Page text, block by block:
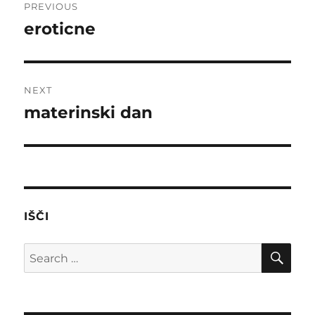
navigation
PREVIOUS
Previous
eroticne
NEXT
Next
materinski dan
IŠČI
Search
for: